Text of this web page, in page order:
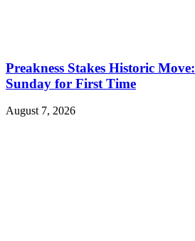
Preakness Stakes Historic
Sunday for First Time
August 7, 2026